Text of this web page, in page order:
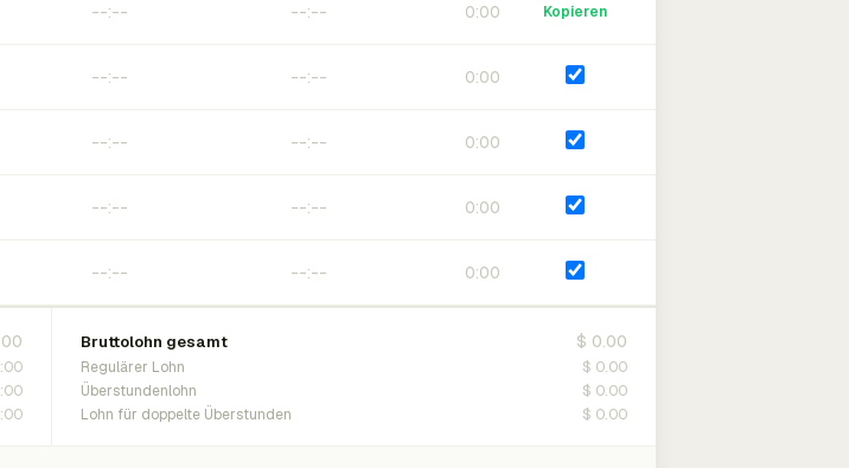
0:00 Kopieren
0:00
0:00
0:00
0:00
Bruttolohn gesamt $ 0.00
Regulärer Lohn $ 0.00
Überstundenlohn $ 0.00
Lohn für doppelte Überstunden $ 0.00